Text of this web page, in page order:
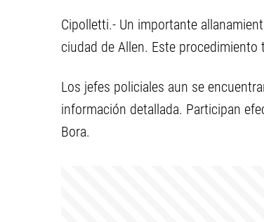
Cipolletti.- Un importante
ciudad de Allen. Este
Los jefes policiales aun se
información detallada. Participan
Bora.